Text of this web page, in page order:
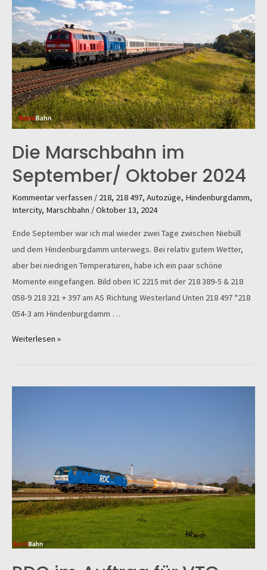
Die Marschbahn im
September/ Oktober 2024
Kommentar verfassen / 218, 218 497, Autozüge, Hindenburgdamm,
Intercity, Marschbahn /Oktober 13, 2024
Ende September war ich mal wieder zwei Tage zwischen Niebüll
und dem Hindenburgdamm unterwegs. Bei relativ gutem Wetter,
aber bei niedrigen Temperaturen, habe ich ein paar schöne
Momente eingefangen. Bild oben IC 2215 mit der 218 389-5 & 218
058-9 218 321 + 397 am AS Richtung Westerland Unten 218 497 *218
054-3 am Hindenburgdamm …
Die
September/
Weiterlesen »